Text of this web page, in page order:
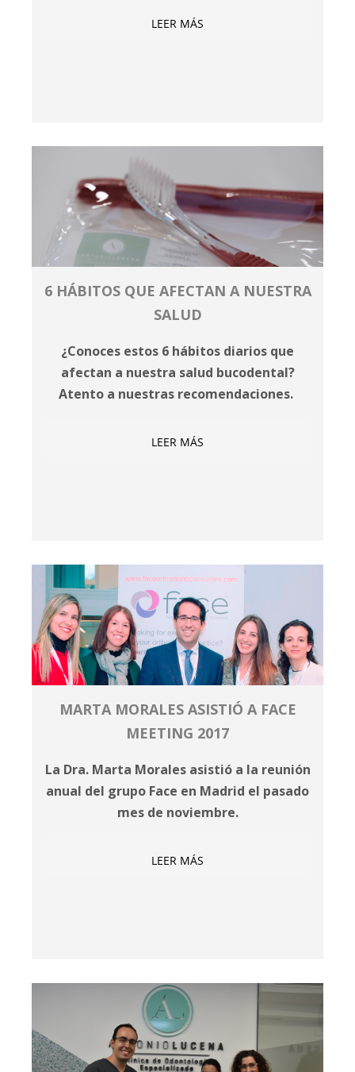
LEER MÁS
6 HÁBITOS QUE AFECTAN A NUESTRA
SALUD
¿Conoces estos 6 hábitos diarios que
afectan a nuestra salud bucodental?
Atento a nuestras recomendaciones.
LEER MÁS
MARTA MORALES ASISTIÓ A FACE
MEETING 2017
La Dra. Marta Morales asistió a la reunión
anual del grupo Face en Madrid el pasado
mes de noviembre.
LEER MÁS